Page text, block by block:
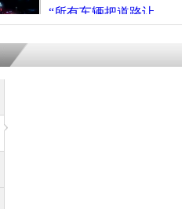
“所有车辆把道路让
开！”儿童突发疾病交